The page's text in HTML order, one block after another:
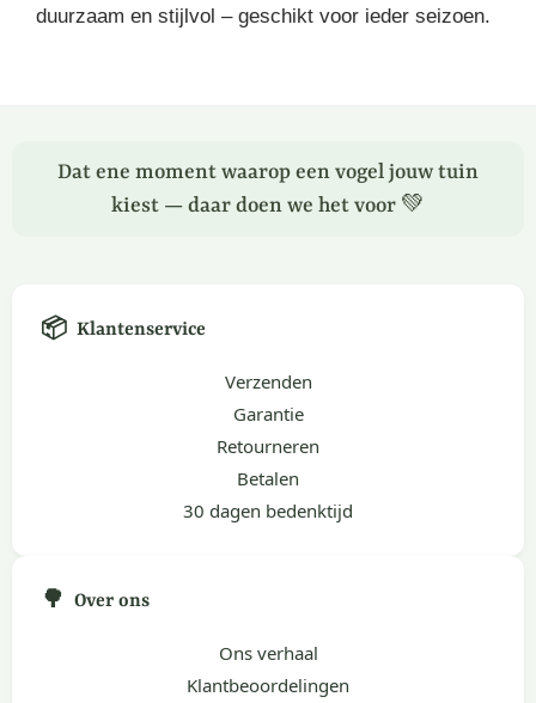
duurzaam en stijlvol – geschikt voor ieder seizoen.
Dat ene moment waarop een vogel jouw tuin
kiest — daar doen we het voor 💚
📦 Klantenservice
Verzenden
Garantie
Retourneren
Betalen
30 dagen bedenktijd
🌳 Over ons
Ons verhaal
Klantbeoordelingen